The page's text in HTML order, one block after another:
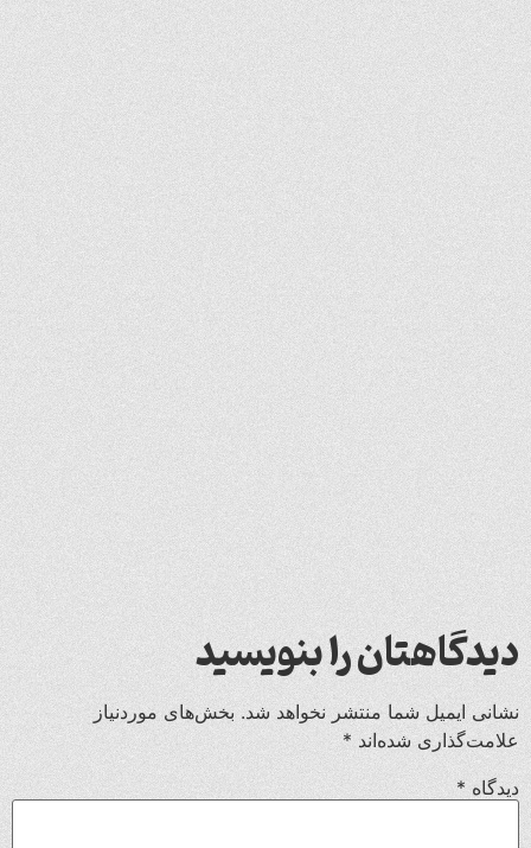
دیدگاهتان را بنویسید
نشانی ایمیل شما منتشر نخواهد شد. بخش‌های موردنیاز
علامت‌گذاری شده‌اند *
دیدگاه *